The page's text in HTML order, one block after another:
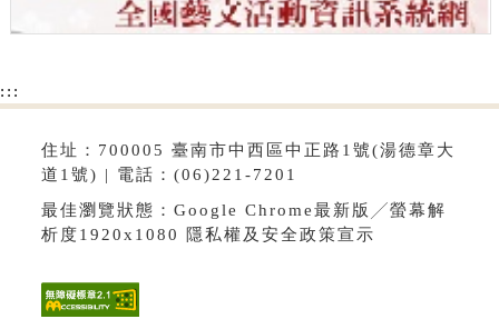
:::
住址：700005 臺南市中西區中正路1號(湯德章大
道1號) | 電話：(06)221-7201
最佳瀏覽狀態：Google Chrome最新版╱螢幕解
析度1920x1080 隱私權及安全政策宣示